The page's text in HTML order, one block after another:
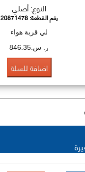
النوع: أصلي
رقم القطعة:20871478
لي قربة هواء
ر. س.846.35
اضافة للسلة